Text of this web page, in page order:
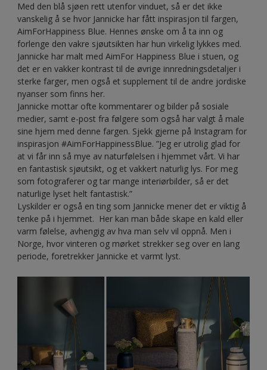
Med den blå sjøen rett utenfor vinduet, så er det ikke
vanskelig å se hvor Jannicke har fått inspirasjon til fargen,
AimForHappiness Blue. Hennes ønske om å ta inn og
forlenge den vakre sjøutsikten har hun virkelig lykkes med.
Jannicke har malt med AimFor Happiness Blue i stuen, og
det er en vakker kontrast til de øvrige innredningsdetaljer i
sterke farger, men også et supplement til de andre jordiske
nyanser som finns her.
Jannicke mottar ofte kommentarer og bilder på sosiale
medier, samt e-post fra følgere som også har valgt å male
sine hjem med denne fargen. Sjekk gjerne på Instagram for
inspirasjon #AimForHappinessBlue. ”Jeg er utrolig glad for
at vi får inn så mye av naturfølelsen i hjemmet vårt. Vi har
en fantastisk sjøutsikt, og et vakkert naturlig lys. For meg
som fotograferer og tar mange interiørbilder, så er det
naturlige lyset helt fantastisk.”
Lyskilder er også en ting som Jannicke mener det er viktig å
tenke på i hjemmet. Her kan man både skape en kald eller
varm følelse, avhengig av hva man selv vil oppnå. Men i
Norge, hvor vinteren og mørket strekker seg over en lang
periode, foretrekker Jannicke et varmt lyst.